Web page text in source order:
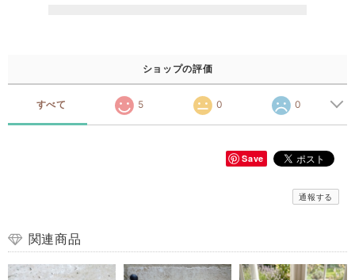
ショップの評価
すべて 5 0 0
Save
通報する
関連商品